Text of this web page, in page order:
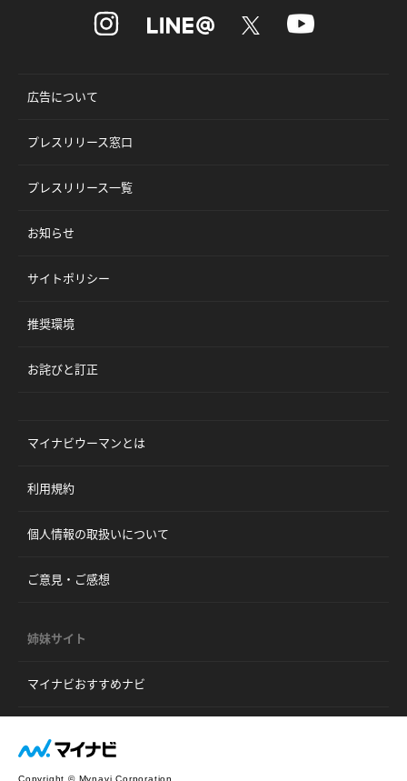
広告について
プレスリリース窓口
プレスリリース一覧
お知らせ
サイトポリシー
推奨環境
お詫びと訂正
マイナビウーマンとは
利用規約
個人情報の取扱いについて
ご意見・ご感想
姉妹サイト
マイナビおすすめナビ
Copyright © Mynavi Corporation